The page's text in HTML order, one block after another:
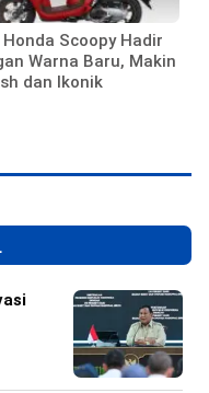
Honda Scoopy Hadir
Warna Baru, Makin
dan Ikonik